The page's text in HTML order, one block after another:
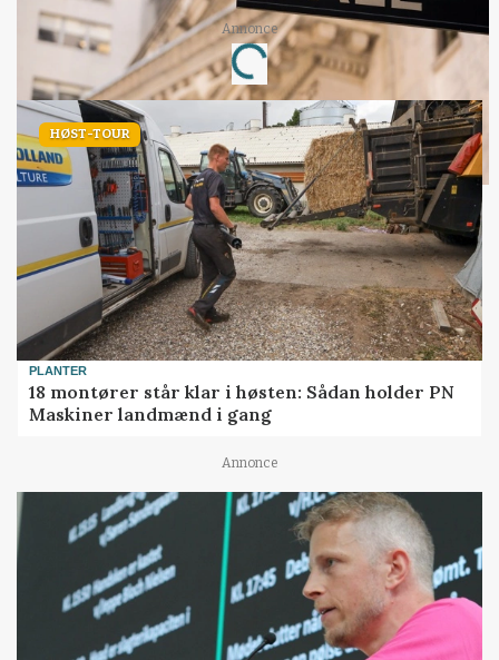
Annonce
Loading...
HØST-TOUR
PLANTER
18 montører står klar i høsten: Sådan holder PN
Maskiner landmænd i gang
Annonce